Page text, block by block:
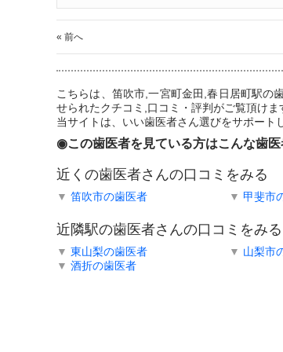
« 前へ
こちらは、笛吹市,一宮町金田,春日居町駅の
せられたクチコミ,口コミ・評判がご覧頂けま
当サイトは、いい歯医者さん選びをサポート
◉この歯医者を見ている方はこんな歯
近くの歯医者さんの口コミをみる
▼ 笛吹市の歯医者 ▼ 甲斐市
近隣駅の歯医者さんの口コミをみる
▼ 東山梨の歯医者 ▼ 山梨市
▼ 酒折の歯医者